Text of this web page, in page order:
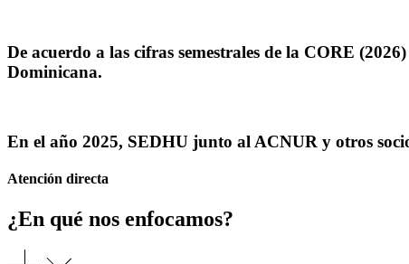
De acuerdo a las cifras semestrales de la CORE
Dominicana.
En el año 2025, SEDHU junto al ACNUR y otros
Atención directa
¿En qué nos enfocamos?